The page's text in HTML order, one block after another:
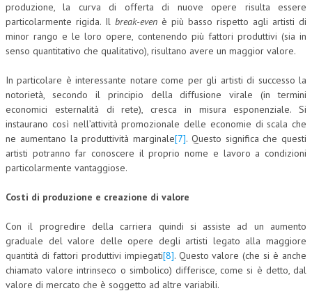
produzione, la curva di offerta di nuove opere risulta essere
particolarmente rigida. Il break-even è più basso rispetto agli artisti di
minor rango e le loro opere, contenendo più fattori produttivi (sia in
senso quantitativo che qualitativo), risultano avere un maggior valore.
In particolare è interessante notare come per gli artisti di successo la
notorietà, secondo il principio della diffusione virale (in termini
economici esternalità di rete), cresca in misura esponenziale. Si
instaurano così nell’attività promozionale delle economie di scala che
ne aumentano la produttività marginale[7]. Questo significa che questi
artisti potranno far conoscere il proprio nome e lavoro a condizioni
particolarmente vantaggiose.
Costi di produzione e creazione di valore
Con il progredire della carriera quindi si assiste ad un aumento
graduale del valore delle opere degli artisti legato alla maggiore
quantità di fattori produttivi impiegati[8]. Questo valore (che si è anche
chiamato valore intrinseco o simbolico) differisce, come si è detto, dal
valore di mercato che è soggetto ad altre variabili.